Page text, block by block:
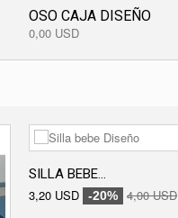
OSO CAJA DISEÑO
0,00 USD
SILLA BEBE...
3,20 USD -20% 4,00 USD